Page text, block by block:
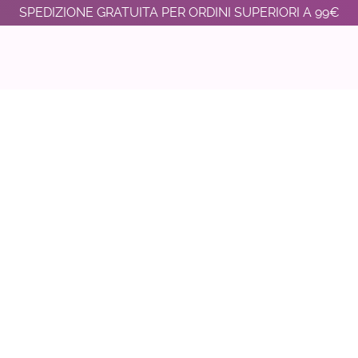
SPEDIZIONE GRATUITA PER ORDINI SUPERIORI A 99€